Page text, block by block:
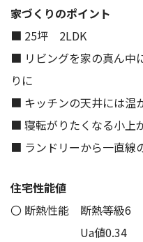
家づくりのポイント
■ 25坪 2LDK
■ リビングを家の真ん中
りに
■ キッチンの天井には温
■ 寝転がりたくなる小上
■ ランドリーから一直線
住宅性能値
〇 断熱性能 断熱等級6
Ua値0.34